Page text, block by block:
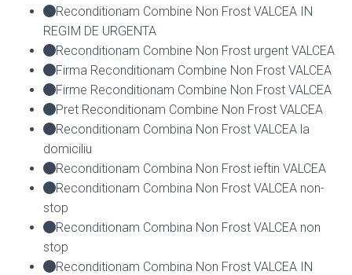
Reconditionam Combine Non Frost VALCEA IN
REGIM DE URGENTA
Reconditionam Combine Non Frost urgent VALCEA
Firma Reconditionam Combine Non Frost VALCEA
Firme Reconditionam Combine Non Frost VALCEA
Pret Reconditionam Combine Non Frost VALCEA
Reconditionam Combina Non Frost VALCEA la
domiciliu
Reconditionam Combina Non Frost ieftin VALCEA
Reconditionam Combina Non Frost VALCEA non-
stop
Reconditionam Combina Non Frost VALCEA non
stop
Reconditionam Combina Non Frost VALCEA IN